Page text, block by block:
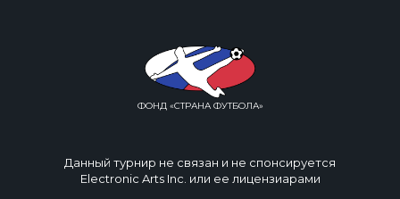
ФОНД «СТРАНА ФУТБОЛА»
Данный турнир не связан и не спонсируется
Electronic Arts Inc. или ее лицензиарами